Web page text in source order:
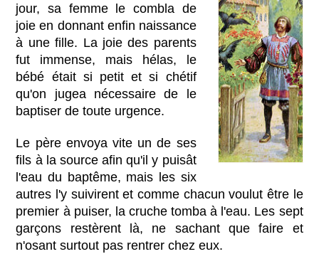
jour, sa femme le combla de
joie en donnant enfin naissance
à une fille. La joie des parents
fut immense, mais hélas, le
bébé était si petit et si chétif
qu'on jugea nécessaire de le
baptiser de toute urgence.
Le père envoya vite un de ses
fils à la source afin qu'il y puisât
l'eau du baptême, mais les six
autres l'y suivirent et comme chacun voulut être le
premier à puiser, la cruche tomba à l'eau. Les sept
garçons restèrent là, ne sachant que faire et
n'osant surtout pas rentrer chez eux.